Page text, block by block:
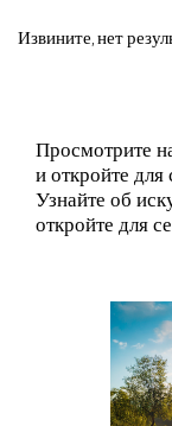
Извините, нет
Просмотрите
и откройте для
Узнайте об
откройте для